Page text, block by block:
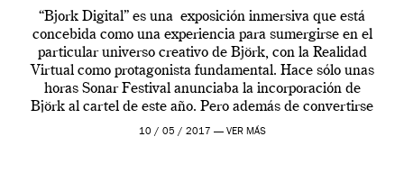
“Bjork Digital” es una exposición inmersiva que está
concebida como una experiencia para sumergirse en el
particular universo creativo de Björk, con la Realidad
Virtual como protagonista fundamental. Hace sólo unas
horas Sonar Festival anunciaba la incorporación de
Björk al cartel de este año. Pero además de convertirse
en una de las actuaciones más relevantes […]
10 / 05 / 2017 — VER MÁS